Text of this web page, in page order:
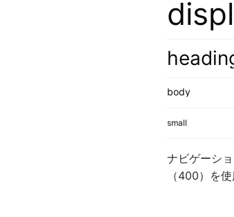
body
small
ナビゲーシ
（400）を